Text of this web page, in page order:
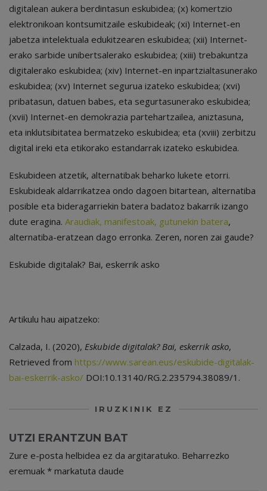
digitalean aukera berdintasun eskubidea; (x) komertzio
elektronikoan kontsumitzaile eskubideak; (xi) Internet-en
jabetza intelektuala edukitzearen eskubidea; (xii) Internet-
erako sarbide unibertsalerako eskubidea; (xiii) trebakuntza
digitalerako eskubidea; (xiv) Internet-en inpartzialtasunerako
eskubidea; (xv) Internet segurua izateko eskubidea; (xvi)
pribatasun, datuen babes, eta segurtasunerako eskubidea;
(xvii) Internet-en demokrazia partehartzailea, aniztasuna,
eta inklutsibitatea bermatzeko eskubidea; eta (xviii) zerbitzu
digital ireki eta etikorako estandarrak izateko eskubidea.
Eskubideen atzetik, alternatibak beharko lukete etorri.
Eskubideak aldarrikatzea ondo dagoen bitartean, alternatiba
posible eta bideragarriekin batera badatoz bakarrik izango
dute eragina. Araudiak, manifestoak, gutunekin batera,
alternatiba-eratzean dago erronka. Zeren, noren zai gaude?
Eskubide digitalak? Bai, eskerrik asko
Artikulu hau aipatzeko:
Calzada, I. (2020), Eskubide digitalak? Bai, eskerrik asko,
Retrieved from https://www.sarean.eus/eskubide-digitalak-
bai-eskerrik-asko/ DOI:10.13140/RG.2.235794.38089/1.
IRUZKINIK EZ
UTZI ERANTZUN BAT
Zure e-posta helbidea ez da argitaratuko. Beharrezko
eremuak * markatuta daude